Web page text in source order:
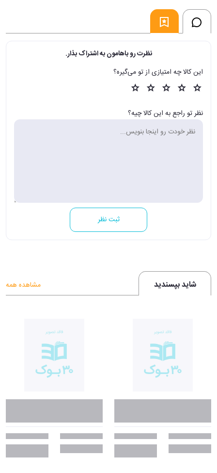
نظرت رو باهامون به اشتراک بذار.
این کالا چه امتیازی از تو می‌گیره؟
نظر تو راجع به این کالا چیه؟
ثبت نظر
شاید بپسندید مشاهده همه